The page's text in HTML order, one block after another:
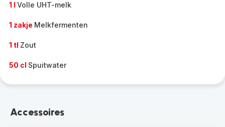
1 l Volle UHT-melk
1 zakje Melkfermenten
1 tl Zout
50 cl Spuitwater
Accessoires